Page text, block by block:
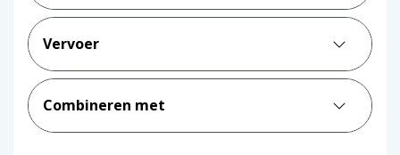
Vervoer
Combineren met